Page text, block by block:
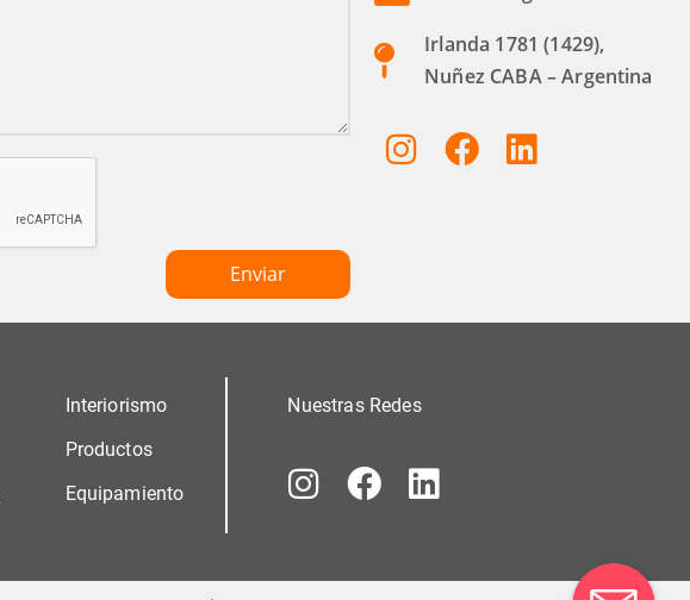
Irlanda 1781 (1429),
Nuñez CABA – Argentina
Interiorismo
Productos
Equipamiento
Nuestras Redes